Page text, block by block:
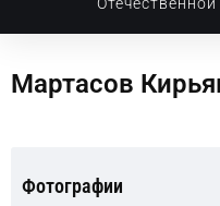
Мартасов
Фотографии